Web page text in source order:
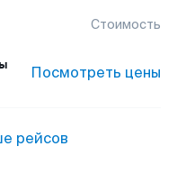
Стоимость
Посмотреть цены
рейсов